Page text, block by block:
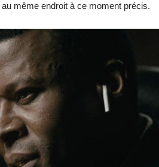
même endroit à ce moment précis.